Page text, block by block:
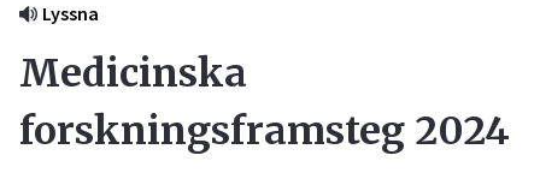
Lyssna
Medicinska
forskningsframsteg 2024